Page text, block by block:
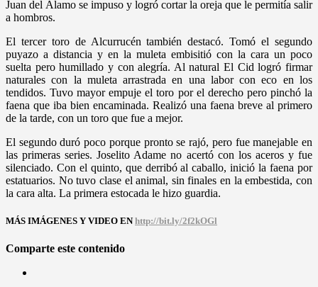
Juan del Álamo se impuso y logró cortar la oreja que le permitía salir
a hombros.
El tercer toro de Alcurrucén también destacó. Tomó el segundo
puyazo a distancia y en la muleta embisitió con la cara un poco
suelta pero humillado y con alegría. Al natural El Cid logró firmar
naturales con la muleta arrastrada en una labor con eco en los
tendidos. Tuvo mayor empuje el toro por el derecho pero pinchó la
faena que iba bien encaminada. Realizó una faena breve al primero
de la tarde, con un toro que fue a mejor.
El segundo duró poco porque pronto se rajó, pero fue manejable en
las primeras series. Joselito Adame no acertó con los aceros y fue
silenciado. Con el quinto, que derribó al caballo, inició la faena por
estatuarios. No tuvo clase el animal, sin finales en la embestida, con
la cara alta. La primera estocada le hizo guardia.
MÁS IMÁGENES Y VIDEO ENhttp://bit.ly/2f2kOGl
Comparte este contenido